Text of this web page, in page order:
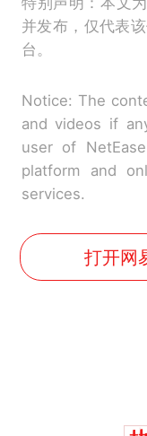
并发布，仅代表
台。
Notice: The
and videos if
user of
platform and
services.
打开网